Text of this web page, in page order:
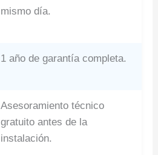
mismo día.
1 año de garantía completa.
Asesoramiento técnico
gratuito antes de la
instalación.